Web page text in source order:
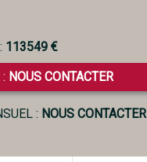
113549 €
NOUS CONTACTER
: NOUS CONTACTER